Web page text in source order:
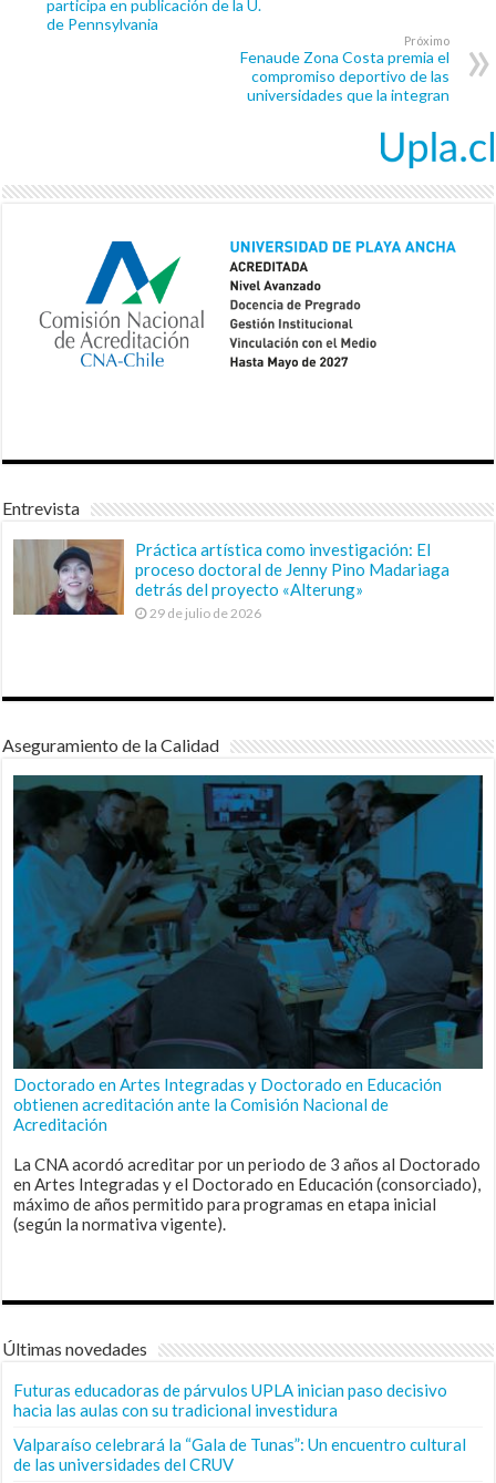
participa en publicación de la U.
de Pennsylvania
Próximo
Fenaude Zona Costa premia el
compromiso deportivo de las
universidades que la integran
Entrevista
Práctica artística como investigación: El
proceso doctoral de Jenny Pino Madariaga
detrás del proyecto «Alterung»
29 de julio de 2026
Aseguramiento de la Calidad
Doctorado en Artes Integradas y Doctorado en Educación
obtienen acreditación ante la Comisión Nacional de
Acreditación
La CNA acordó acreditar por un periodo de 3 años al Doctorado
en Artes Integradas y el Doctorado en Educación (consorciado),
máximo de años permitido para programas en etapa inicial
(según la normativa vigente).
Últimas novedades
Futuras educadoras de párvulos UPLA inician paso decisivo
hacia las aulas con su tradicional investidura
Valparaíso celebrará la “Gala de Tunas”: Un encuentro cultural
de las universidades del CRUV